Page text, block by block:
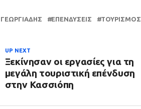
ΕΠΕΝΔΎΣΕΙΣ
ΤΟΥΡΙΣΜΌΣ
UP NEXT
Ξεκίνησαν οι εργασίες για τη
μεγάλη τουριστική επένδυση
στην Κασσιόπη